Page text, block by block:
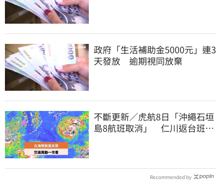
政府「生活補助金5000元」連3
天發放 逾期視同放棄
不斷更新／虎航8日「沖繩石垣
島8航班取消」 仁川返台班機
Recommended by